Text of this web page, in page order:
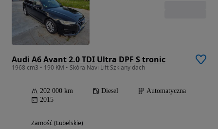
Audi A6 Avant 2.0 TDI Ultra DPF S tronic
1968 cm3 • 190 KM • Skóra Navi Lift Szklany dach
202 000 km Diesel
Automatyczna
2015
Zamość (Lubelskie)